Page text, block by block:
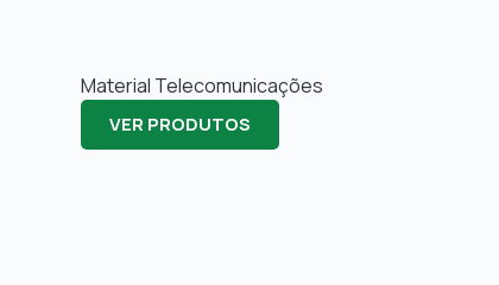
Material Telecomunicações
VER PRODUTOS